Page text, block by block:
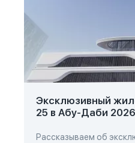
Эксклюзивный
25 в Абу-Даби 2026
Рассказываем об